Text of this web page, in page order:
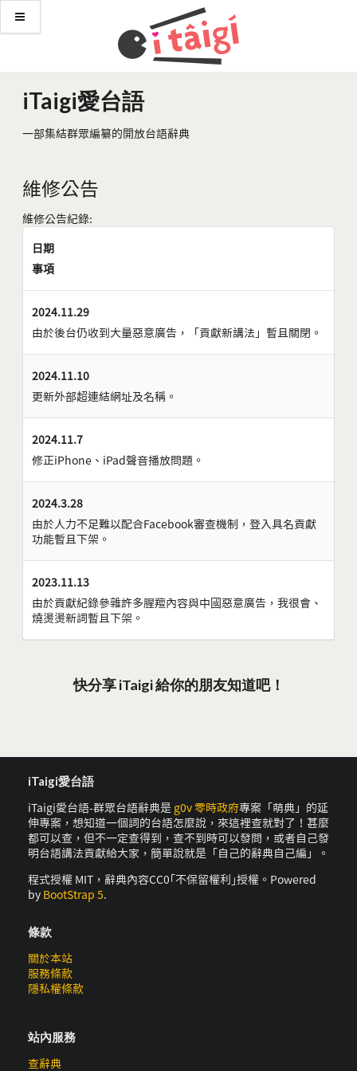
iTaigi愛台語
一部集結群眾編纂的開放台語辭典
維修公告
維修公告紀錄:
日期
事項
2024.11.29
由於後台仍收到大量惡意廣告，「貢獻新講法」暫且關閉。
2024.11.10
更新外部超連結網址及名稱。
2024.11.7
修正iPhone、iPad聲音播放問題。
2024.3.28
由於人力不足難以配合Facebook審查機制，登入具名貢獻
功能暫且下架。
2023.11.13
由於貢獻紀錄參雜許多腥羶內容與中國惡意廣告，我很會、
燒燙燙新詞暫且下架。
快分享 iTaigi 給你的朋友知道吧！
iTaigi愛台語
iTaigi愛台語-群眾台語辭典是 g0v 零時政府專案「萌典」的延
伸專案，想知道一個詞的台語怎麼說，來這裡查就對了！甚麼
都可以查，但不一定查得到，查不到時可以發問，或者自己發
明台語講法貢獻給大家，簡單說就是「自己的辭典自己編」。
程式授權 MIT，辭典內容CC0｢不保留權利｣授權。Powered
by BootStrap 5.
條款
關於本站
服務條款
隱私權條款
站內服務
查辭典